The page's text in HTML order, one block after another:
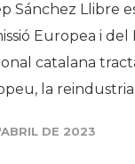
Sánchez Llibre
Europea i
catalana
la
DE 2023